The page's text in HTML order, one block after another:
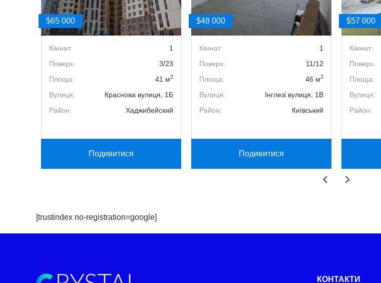
$65 000
Кімнат:
1
Поверх:
3/23
Площа:
41 м2
Вулиця:
Краснова вулиця, 1Б
Район:
Хаджибейский
Подивитися
$48 000
Кімнат:
1
Поверх:
11/12
Площа:
46 м2
Вулиця:
Інглезі вулиця, 1В
Район:
Київський
Подивитися
$57 000
Кімнат:
Поверх:
Площа:
Вулиця:
Район:
[trustindex no-registration=google]
КОНТАКТИ